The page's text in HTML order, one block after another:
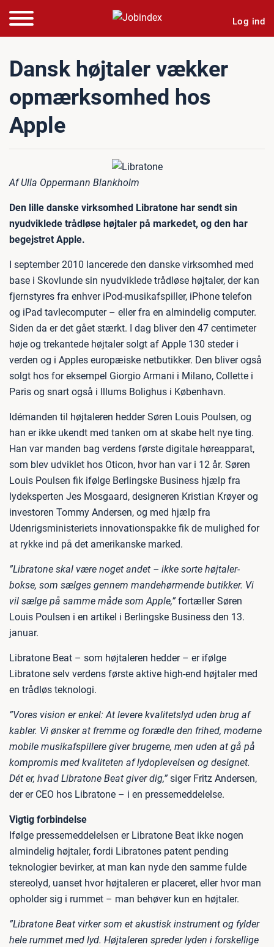
Log ind
Dansk højtaler vækker
opmærksomhed hos
Apple
Af Ulla Oppermann Blankholm
Den lille danske virksomhed Libratone har sendt sin
nyudviklede trådløse højtaler på markedet, og den har
begejstret Apple.
I september 2010 lancerede den danske virksomhed med
base i Skovlunde sin nyudviklede trådløse højtaler, der kan
fjernstyres fra enhver iPod-musikafspiller, iPhone telefon
og iPad tavlecomputer – eller fra en almindelig computer.
Siden da er det gået stærkt. I dag bliver den 47 centimeter
høje og trekantede højtaler solgt af Apple 130 steder i
verden og i Apples europæiske netbutikker. Den bliver også
solgt hos for eksempel Giorgio Armani i Milano, Collette i
Paris og snart også i Illums Bolighus i København.
Idémanden til højtaleren hedder Søren Louis Poulsen, og
han er ikke ukendt med tanken om at skabe helt nye ting.
Han var manden bag verdens første digitale høreapparat,
som blev udviklet hos Oticon, hvor han var i 12 år. Søren
Louis Poulsen fik ifølge Berlingske Business hjælp fra
lydeksperten Jes Mosgaard, designeren Kristian Krøyer og
investoren Tommy Andersen, og med hjælp fra
Udenrigsministeriets innovationspakke fik de mulighed for
at rykke ind på det amerikanske marked.
”Libratone skal være noget andet – ikke sorte højtaler-
bokse, som sælges gennem mandehørmende butikker. Vi
vil sælge på samme måde som Apple,” fortæller Søren
Louis Poulsen i en artikel i Berlingske Business den 13.
januar.
Libratone Beat – som højtaleren hedder – er ifølge
Libratone selv verdens første aktive high-end højtaler med
en trådløs teknologi.
”Vores vision er enkel: At levere kvalitetslyd uden brug af
kabler. Vi ønsker at fremme og forædle den frihed, moderne
mobile musikafspillere giver brugerne, men uden at gå på
kompromis med kvaliteten af lydoplevelsen og designet.
Dét er, hvad Libratone Beat giver dig,” siger Fritz Andersen,
der er CEO hos Libratone – i en pressemeddelelse.
Vigtig forbindelse
Ifølge pressemeddelelsen er Libratone Beat ikke nogen
almindelig højtaler, fordi Libratones patent pending
teknologier bevirker, at man kan nyde den samme fulde
stereolyd, uanset hvor højtaleren er placeret, eller hvor man
opholder sig i rummet – man behøver kun en højtaler.
”Libratone Beat virker som et akustisk instrument og fylder
hele rummet med lyd. Højtaleren spreder lyden i forskellige